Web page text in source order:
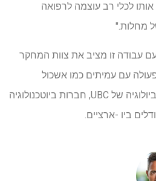
לכלי רב עוצמה לרפואה
מחלות."
עבודה זו מציב את צוות המחקר
עם עמיתים כמו אשכול
הצטיינות המחקר של אימונוביולוגיה של UBC, חברות ביוטכנולוגיה
ביו -ארציים.